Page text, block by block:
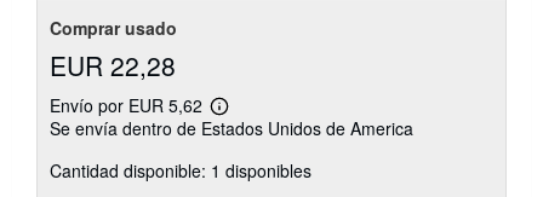
Comprar usado
EUR 22,28
Envío por EUR 5,62
Más
información
las
tarifas
Se envía dentro de Estados Unidos de America
Cantidad disponible: 1 disponibles